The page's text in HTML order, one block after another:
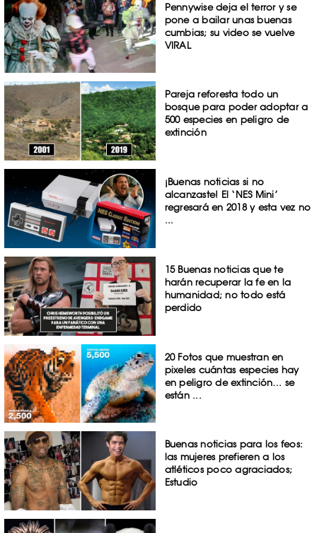
Pennywise deja el terror y se
pone a bailar unas buenas
cumbias; su video se vuelve
VIRAL
Pareja reforesta todo un
bosque para poder adoptar a
500 especies en peligro de
extinción
¡Buenas noticias si no
alcanzaste! El ‘NES Mini’
regresará en 2018 y esta vez no
...
15 Buenas noticias que te
harán recuperar la fe en la
humanidad; no todo está
perdido
20 Fotos que muestran en
pixeles cuántas especies hay
en peligro de extinción… se
están ...
Buenas noticias para los feos:
las mujeres prefieren a los
atléticos poco agraciados;
Estudio